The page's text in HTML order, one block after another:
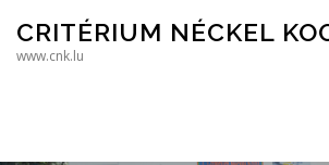
CRITÉRIUM NÉCKEL
www.cnk.lu